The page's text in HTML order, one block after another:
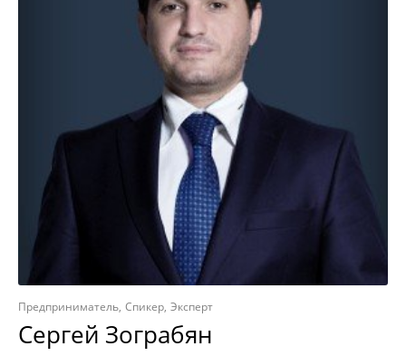
Предприниматель Спикер Эксперт
Сергей Зограбян